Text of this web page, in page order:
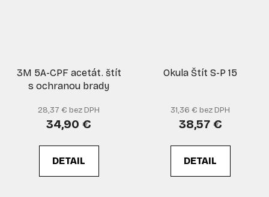
3M 5A-CPF acetát. štít
s ochranou brady
28,37 € bez DPH
34,90 €
DETAIL
Okula Štít S-P 15
31,36 € bez DPH
38,57 €
DETAIL